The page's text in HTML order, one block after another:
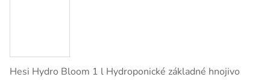
Hesi Hydro Bloom 1 l Hydroponické základné hnojivo